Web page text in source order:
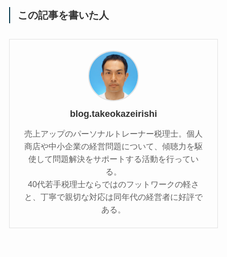
この記事を書いた人
blog.takeokazeirishi
売上アップのパーソナルトレーナー税理士。個人
商店や中小企業の経営問題について、傾聴力を駆
使して問題解決をサポートする活動を行ってい
る。
40代若手税理士ならではのフットワークの軽さ
と、丁寧で親切な対応は同年代の経営者に好評で
ある。